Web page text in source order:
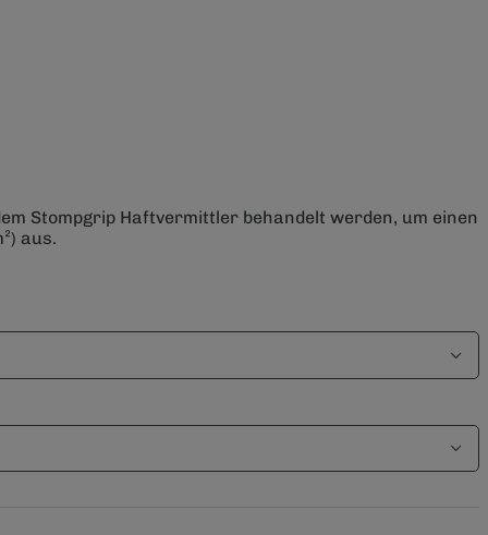
Stompgrip Haftvermittler behandelt werden, um einen
aus.